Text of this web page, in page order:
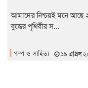
আমাদের নিশ্চয়ই মনে আছে
বুদ্ধের পৃথিবীর স...
গল্প ও সাহিত্য ১৯ এপ্রিল